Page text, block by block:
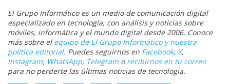
El Grupo Informático es un medio de comunicación digital
especializado en tecnología, con análisis y noticias sobre
móviles, informática y el mundo digital desde 2006. Conoce
más sobre el equipo de El Grupo Informático y nuestra
política editorial. Puedes seguirnos en Facebook, X,
Instagram, WhatsApp, Telegramo recibirnos en tu correo
para no perderte las últimas noticias de tecnología.